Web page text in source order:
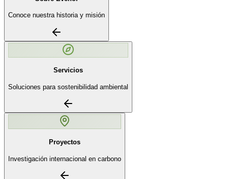
Conoce nuestra historia y misión
Servicios
Soluciones para sostenibilidad ambiental
Proyectos
Investigación internacional en carbono